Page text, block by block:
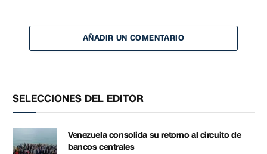
AÑADIR UN COMENTARIO
SELECCIONES DEL EDITOR
Venezuela consolida su retorno al circuito de
bancos centrales